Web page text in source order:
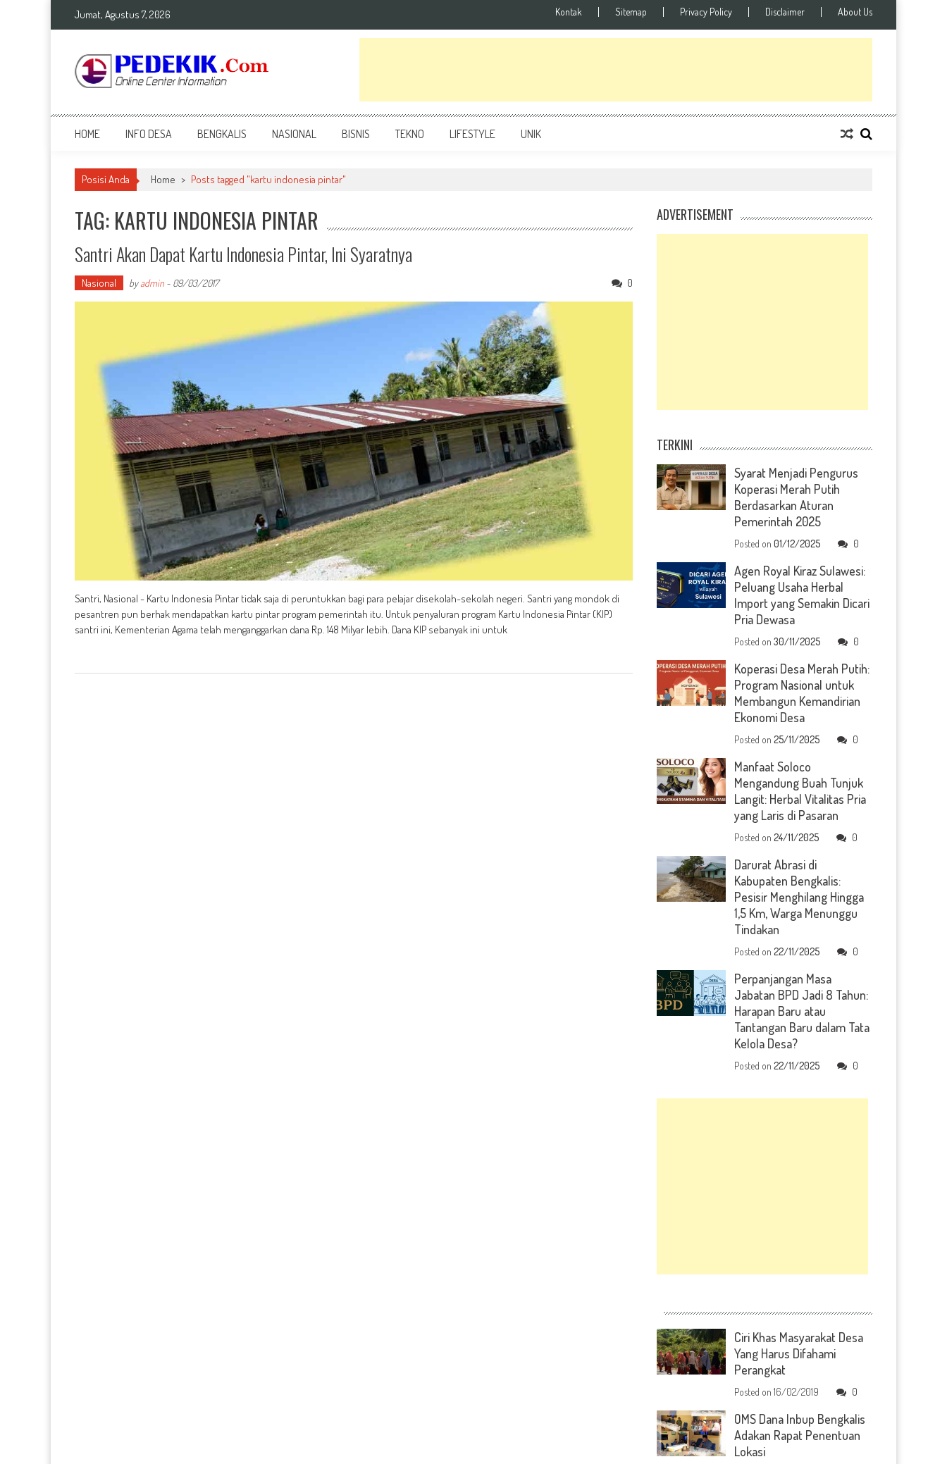
Jumat, Agustus 7, 2026 Kontak Sitemap Privacy Policy Disclaimer About Us
Top Info
HOME INFO DESA BENGKALIS NASIONAL BISNIS TEKNO LIFESTYLE UNIK
Posisi Anda Home > Posts tagged "kartu indonesia pintar"
TAG: KARTU INDONESIA PINTAR
Santri Akan Dapat Kartu Indonesia Pintar, Ini Syaratnya
Nasional byadmin - 09/03/2017 0
Santri, Nasional - Kartu Indonesia Pintar tidak saja di peruntukkan bagi para pelajar disekolah-sekolah negeri. Santri yang mondok di
pesantren pun berhak mendapatkan kartu pintar program pemerintah itu. Untuk penyaluran program Kartu Indonesia Pintar (KIP)
santri ini, Kementerian Agama telah menganggarkan dana Rp. 148 Milyar lebih. Dana KIP sebanyak ini untuk
ADVERTISEMENT
TERKINI
Syarat Menjadi Pengurus
Koperasi Merah Putih
Berdasarkan Aturan
Pemerintah 2025
Posted on01/12/2025 0
Agen Royal Kiraz Sulawesi:
Peluang Usaha Herbal
Import yang Semakin Dicari
Pria Dewasa
Posted on30/11/2025 0
Koperasi Desa Merah Putih:
Program Nasional untuk
Membangun Kemandirian
Ekonomi Desa
Posted on25/11/2025 0
Manfaat Soloco
Mengandung Buah Tunjuk
Langit: Herbal Vitalitas Pria
yang Laris di Pasaran
Posted on24/11/2025 0
Darurat Abrasi di
Kabupaten Bengkalis:
Pesisir Menghilang Hingga
1,5 Km, Warga Menunggu
Tindakan
Posted on22/11/2025 0
Perpanjangan Masa
Jabatan BPD Jadi 8 Tahun:
Harapan Baru atau
Tantangan Baru dalam Tata
Kelola Desa?
Posted on22/11/2025 0
Ciri Khas Masyarakat Desa
Yang Harus Difahami
Perangkat
Posted on16/02/2019 0
OMS Dana Inbup Bengkalis
Adakan Rapat Penentuan
Lokasi